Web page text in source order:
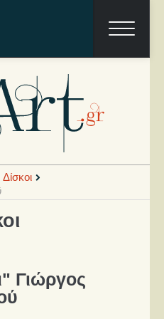
Δίσκοι
Γιώργος